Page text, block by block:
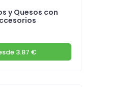
y Quesos con
3.87 €